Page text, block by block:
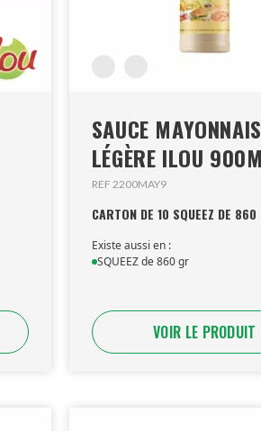
SAUCE
LÉGÈRE ILOU
REF 2200MAY9
CARTON DE 10 SQUEEZ DE 860
Existe aussi en :
SQUEEZ de 860 gr
VOIR LE PRODUIT